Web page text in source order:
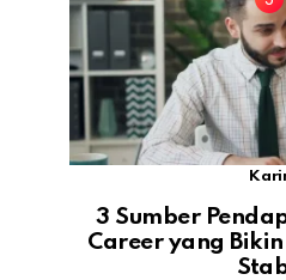
3 Sumber
Career yang